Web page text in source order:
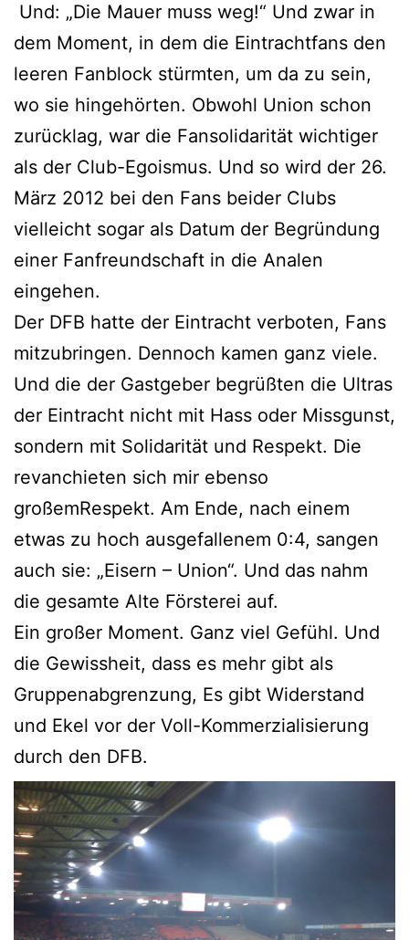
Und: „Die Mauer muss weg!“ Und zwar in
dem Moment, in dem die Eintrachtfans den
leeren Fanblock stürmten, um da zu sein,
wo sie hingehörten. Obwohl Union schon
zurücklag, war die Fansolidarität wichtiger
als der Club-Egoismus. Und so wird der 26.
März 2012 bei den Fans beider Clubs
vielleicht sogar als Datum der Begründung
einer Fanfreundschaft in die Analen
eingehen.
Der DFB hatte der Eintracht verboten, Fans
mitzubringen. Dennoch kamen ganz viele.
Und die der Gastgeber begrüßten die Ultras
der Eintracht nicht mit Hass oder Missgunst,
sondern mit Solidarität und Respekt. Die
revanchieten sich mir ebenso
großemRespekt. Am Ende, nach einem
etwas zu hoch ausgefallenem 0:4, sangen
auch sie: „Eisern – Union“. Und das nahm
die gesamte Alte Försterei auf.
Ein großer Moment. Ganz viel Gefühl. Und
die Gewissheit, dass es mehr gibt als
Gruppenabgrenzung, Es gibt Widerstand
und Ekel vor der Voll-Kommerzialisierung
durch den DFB.